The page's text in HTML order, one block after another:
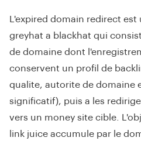
L'expired domain redirect
greyhat a blackhat qui
de domaine dont
conservent un profil de
qualite, autorite de domaine
significatif), puis a les
vers un money site cible.
link juice accumule par le